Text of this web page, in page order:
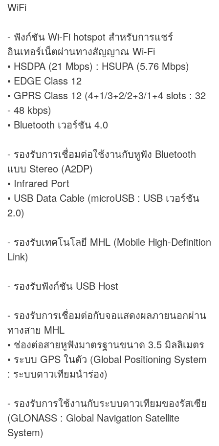
WiFi
- ฟังก์ชัน Wi-Fi hotspot สำหรับการแชร์
อินเทอร์เน็ตผ่านทางสัญญาณ Wi-Fi
• HSDPA (21 Mbps) : HSUPA (5.76 Mbps)
• EDGE Class 12
• GPRS Class 12 (4+1/3+2/2+3/1+4 slots : 32
- 48 kbps)
• Bluetooth เวอร์ชัน 4.0
- รองรับการเชื่อมต่อใช้งานกับหูฟัง Bluetooth
แบบ Stereo (A2DP)
• Infrared Port
• USB Data Cable (microUSB : USB เวอร์ชัน
2.0)
- รองรับเทคโนโลยี MHL (Mobile High-Definition
Link)
- รองรับฟังก์ชัน USB Host
- รองรับการเชื่อมต่อกับจอแสดงผลภายนอกผ่าน
ทางสาย MHL
• ช่องต่อสายหูฟังมาตรฐานขนาด 3.5 มิลลิเมตร
• ระบบ GPS ในตัว (Global Positioning System
: ระบบดาวเทียมนำร่อง)
- รองรับการใช้งานกับระบบดาวเทียมของรัสเซีย
(GLONASS : Global Navigation Satellite
System)